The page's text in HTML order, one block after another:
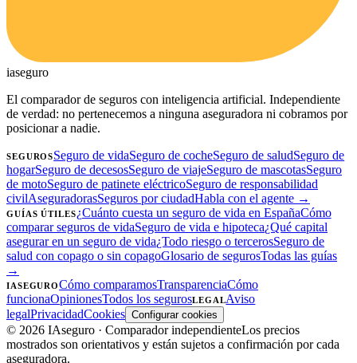
iaseguro
El comparador de seguros con inteligencia artificial. Independiente
de verdad: no pertenecemos a ninguna aseguradora ni cobramos por
posicionar a nadie.
SEGUROSSeguro de vidaSeguro de cocheSeguro de saludSeguro de
hogarSeguro de decesosSeguro de viajeSeguro de mascotasSeguro
de motoSeguro de patinete eléctricoSeguro de responsabilidad
civilAseguradorasSeguros por ciudadHabla con el agente →
GUÍAS ÚTILES¿Cuánto cuesta un seguro de vida en EspañaCómo
comparar seguros de vidaSeguro de vida e hipoteca¿Qué capital
asegurar en un seguro de vida¿Todo riesgo o tercerosSeguro de
salud con copago o sin copagoGlosario de segurosTodas las guías
→
IASEGUROCómo comparamosTransparenciaCómo
funcionaOpinionesTodos los segurosLEGALAviso
legalPrivacidadCookies Configurar cookies
© 2026 IAseguro · Comparador independienteLos precios
mostrados son orientativos y están sujetos a confirmación por cada
aseguradora.